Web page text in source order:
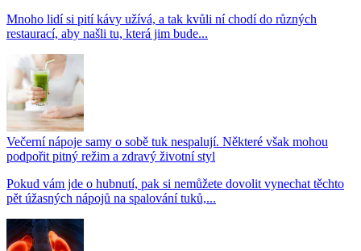
Mnoho lidí si pití kávy užívá, a tak kvůli ní chodí do různých
restaurací, aby našli tu, která jim bude...
Večerní nápoje samy o sobě tuk nespalují. Některé však mohou
podpořit pitný režim a zdravý životní styl
Pokud vám jde o hubnutí, pak si nemůžete dovolit vynechat těchto
pět úžasných nápojů na spalování tuků,...